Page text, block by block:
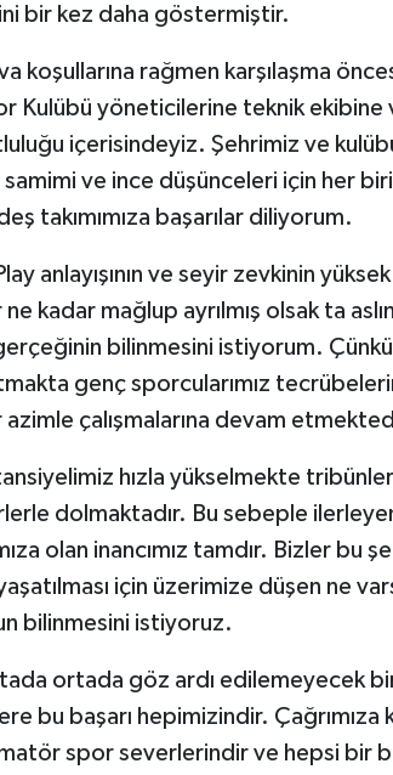
bir kez daha göstermiştir.
koşullarına rağmen karşılaşma
Kulübü yöneticilerine teknik ekibine
içerisindeyiz. Şehrimiz ve
samimi ve ince düşünceleri için her
takımımıza başarılar diliyorum.
anlayışının ve seyir zevkinin
kadar mağlup ayrılmış olsak ta
bilinmesini istiyorum.
genç sporcularımız
çalışmalarına devam
hızla yükselmekte
dolmaktadır. Bu sebeple
olan inancımız tamdır. Bizler bu
için üzerimize düşen ne
bilinmesini istiyoruz.
ortada göz ardı edilemeyecek
bu başarı hepimizindir.
amatör spor severlerindir ve hepsi bir